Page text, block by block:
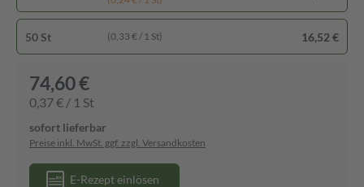
50 St (0,33 € / 1 St) 16,52 €
74,60 €
0,37 € / 1 St
sofort lieferbar
Preise inkl. MwSt. ggf. zzgl. Versandkosten
E-Rezept einlösen